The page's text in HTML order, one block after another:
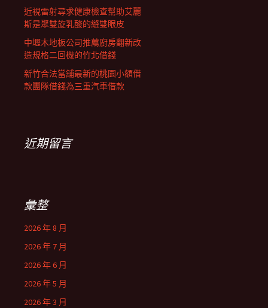
近視雷射尋求健康檢查幫助艾麗
斯是聚雙旋乳酸的縫雙眼皮
中壢木地板公司推薦廚房翻新改
造規格二回機的竹北借錢
新竹合法當舖最新的桃園小額借
款團隊借錢為三重汽車借款
近期留言
彙整
2026 年 8 月
2026 年 7 月
2026 年 6 月
2026 年 5 月
2026 年 3 月